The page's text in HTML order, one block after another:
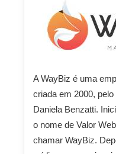
A WayBiz é uma
criada em 2000,
Daniela Benzatti.
o nome de Valor
chamar WayBiz.